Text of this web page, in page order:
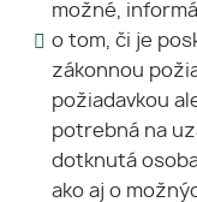
možné,
o tom, či je
zákonnou
požiadavkou
potrebná na
dotknutá
ako aj o